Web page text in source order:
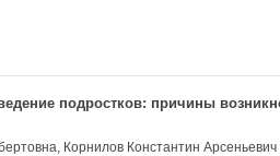
подростков: причины
Корнилов Константин Арсеньевич